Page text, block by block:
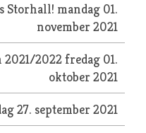
Storhall! mandag 01.
november 2021
2022fredag 01.
oktober 2021
27. september 2021